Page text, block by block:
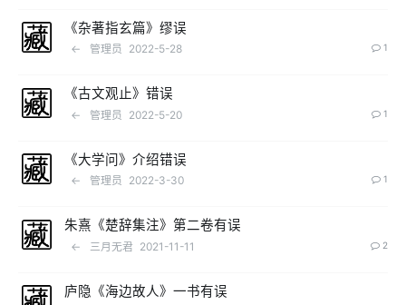
《杂著指玄篇》缪误
← 管理员 2022-5-28 1
《古文观止》错误
← 管理员 2022-5-20 1
《大学问》介绍错误
← 管理员 2022-3-30 1
朱熹《楚辞集注》第二卷有误
← 三月无君 2021-11-11 2
庐隐《海边故人》一书有误